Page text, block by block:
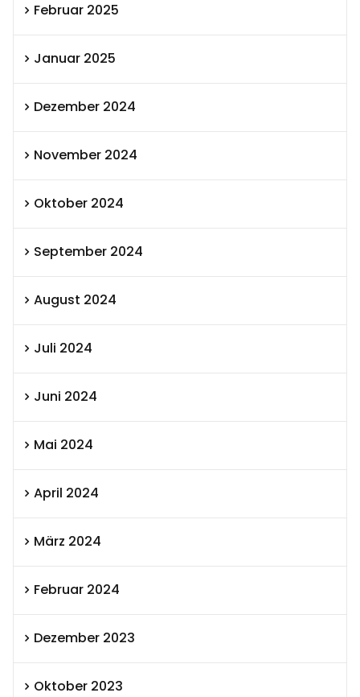
Februar 2025
Januar 2025
Dezember 2024
November 2024
Oktober 2024
September 2024
August 2024
Juli 2024
Juni 2024
Mai 2024
April 2024
März 2024
Februar 2024
Dezember 2023
Oktober 2023